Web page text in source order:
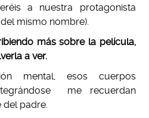
a nuestra protagonista
mismo nombre).
más sobre la película,
a ver.
mental, esos cuerpos
me recuerdan
padre.